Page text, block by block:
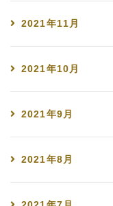
2021年11月
2021年10月
2021年9月
2021年8月